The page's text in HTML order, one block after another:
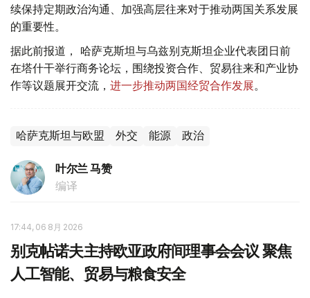
续保持定期政治沟通、加强高层往来对于推动两国关系发展
的重要性。
据此前报道， 哈萨克斯坦与乌兹别克斯坦企业代表团日前
在塔什干举行商务论坛，围绕投资合作、贸易往来和产业协
作等议题展开交流， 进一步推动两国经贸合作发展。
哈萨克斯坦与欧盟 外交 能源 政治
叶尔兰 马赞
编译
17:44, 06 8月 2026
别克帖诺夫主持欧亚政府间理事会会议 聚焦
人工智能、贸易与粮食安全